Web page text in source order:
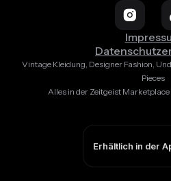
Vintage Kleidung, Designer Fashion,
Pieces
Alles in der Zeitgeist
Erhältlich in der